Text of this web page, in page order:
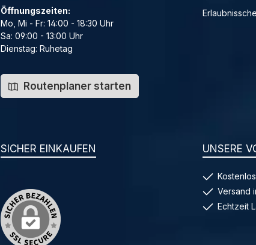
Öffnungszeiten:
Mo, Mi - Fr: 14:00 - 18:30 Uhr
Sa: 09:00 - 13:00 Uhr
Dienstag: Ruhetag
Routenplaner starten
SICHER EINKAUFEN UNSERE
Versand
Echtzeit